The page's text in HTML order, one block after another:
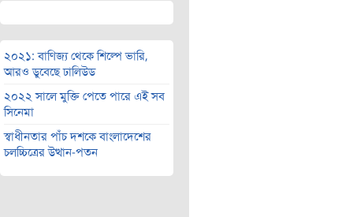
২০২১: বাণিজ্য থেকে শিল্পে ভারি,
আরও ডুবেছে ঢালিউড
২০২২ সালে মুক্তি পেতে পারে এই সব
সিনেমা
স্বাধীনতার পাঁচ দশকে বাংলাদেশের
চলচ্চিত্রের উত্থান-পতন